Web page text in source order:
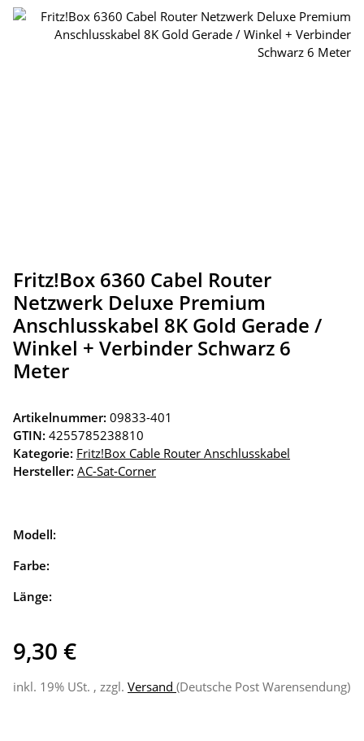
Fritz!Box 6360 Cabel Router
Netzwerk Deluxe Premium
Anschlusskabel 8K Gold Gerade /
Winkel + Verbinder Schwarz 6
Meter
Artikelnummer: 09833-401
GTIN: 4255785238810
Kategorie: Fritz!Box Cable Router Anschlusskabel
Hersteller: AC-Sat-Corner
Modell:
Farbe:
Länge:
9,30 €
inkl. 19% USt. , zzgl. Versand (Deutsche Post Warensendung)